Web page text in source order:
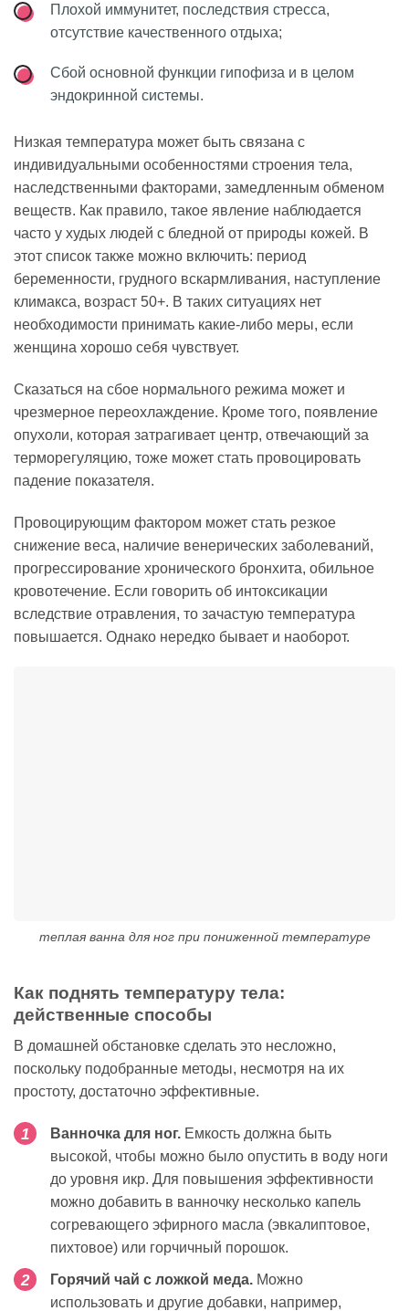
Плохой иммунитет, последствия стресса,
отсутствие качественного отдыха;
Сбой основной функции гипофиза и в целом
эндокринной системы.
Низкая температура может быть связана с
индивидуальными особенностями строения тела,
наследственными факторами, замедленным обменом
веществ. Как правило, такое явление наблюдается
часто у худых людей с бледной от природы кожей. В
этот список также можно включить: период
беременности, грудного вскармливания, наступление
климакса, возраст 50+. В таких ситуациях нет
необходимости принимать какие-либо меры, если
женщина хорошо себя чувствует.
Сказаться на сбое нормального режима может и
чрезмерное переохлаждение. Кроме того, появление
опухоли, которая затрагивает центр, отвечающий за
терморегуляцию, тоже может стать провоцировать
падение показателя.
Провоцирующим фактором может стать резкое
снижение веса, наличие венерических заболеваний,
прогрессирование хронического бронхита, обильное
кровотечение. Если говорить об интоксикации
вследствие отравления, то зачастую температура
повышается. Однако нередко бывает и наоборот.
теплая ванна для ног при пониженной температуре
Как поднять температуру тела:
действенные способы
В домашней обстановке сделать это несложно,
поскольку подобранные методы, несмотря на их
простоту, достаточно эффективные.
Ванночка для ног. Емкость должна быть
высокой, чтобы можно было опустить в воду ноги
до уровня икр. Для повышения эффективности
можно добавить в ванночку несколько капель
согревающего эфирного масла (эвкалиптовое,
пихтовое) или горчичный порошок.
Горячий чай с ложкой меда. Можно
использовать и другие добавки, например,